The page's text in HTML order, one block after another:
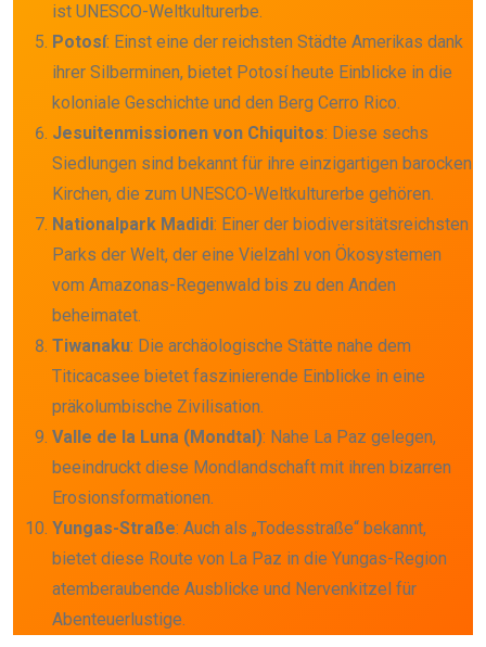
ist UNESCO-Weltkulturerbe.
Potosí: Einst eine der reichsten Städte Amerikas dank
ihrer Silberminen, bietet Potosí heute Einblicke in die
koloniale Geschichte und den Berg Cerro Rico.
Jesuitenmissionen von Chiquitos: Diese sechs
Siedlungen sind bekannt für ihre einzigartigen barocken
Kirchen, die zum UNESCO-Weltkulturerbe gehören.
Nationalpark Madidi: Einer der biodiversitätsreichsten
Parks der Welt, der eine Vielzahl von Ökosystemen
vom Amazonas-Regenwald bis zu den Anden
beheimatet.
Tiwanaku: Die archäologische Stätte nahe dem
Titicacasee bietet faszinierende Einblicke in eine
präkolumbische Zivilisation.
Valle de la Luna (Mondtal): Nahe La Paz gelegen,
beeindruckt diese Mondlandschaft mit ihren bizarren
Erosionsformationen.
Yungas-Straße: Auch als „Todesstraße“ bekannt,
bietet diese Route von La Paz in die Yungas-Region
atemberaubende Ausblicke und Nervenkitzel für
Abenteuerlustige.